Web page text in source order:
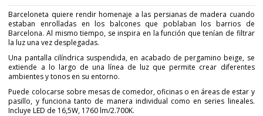
Barceloneta quiere rendir homenaje a las persianas de madera cuando
estaban enrolladas en los balcones que poblaban los barrios de
Barcelona. Al mismo tiempo, se inspira en la función que tenían de filtrar
la luz una vez desplegadas.
Una pantalla cilíndrica suspendida, en acabado de pergamino beige, se
extiende a lo largo de una línea de luz que permite crear diferentes
ambientes y tonos en su entorno.
Puede colocarse sobre mesas de comedor, oficinas o en áreas de estar y
pasillo, y funciona tanto de manera individual como en series lineales.
Incluye LED de 16,5W, 1760 lm/2.700K.